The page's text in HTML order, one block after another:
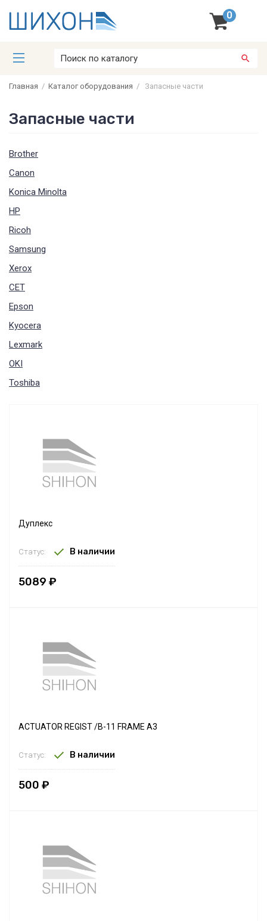
0
Главная / Каталог оборудования / Запасные части
Запасные части
Brother
Canon
Konica Minolta
HP
Ricoh
Samsung
Xerox
CET
Epson
Kyocera
Lexmark
OKI
Toshiba
Дуплекс
Статус: В наличии
5089 ₽
ACTUATOR REGIST /B-11 FRAME A3
Статус: В наличии
500 ₽